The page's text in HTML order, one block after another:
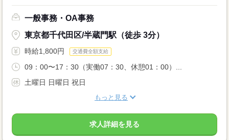
一般事務・OA事務
東京都千代田区/半蔵門駅（徒歩 3分）
時給1,800円 交通費全額支給
09：00〜17：30（実働07：30、休憩01：00）...
土曜日 日曜日 祝日
もっと見る
求人詳細を見る